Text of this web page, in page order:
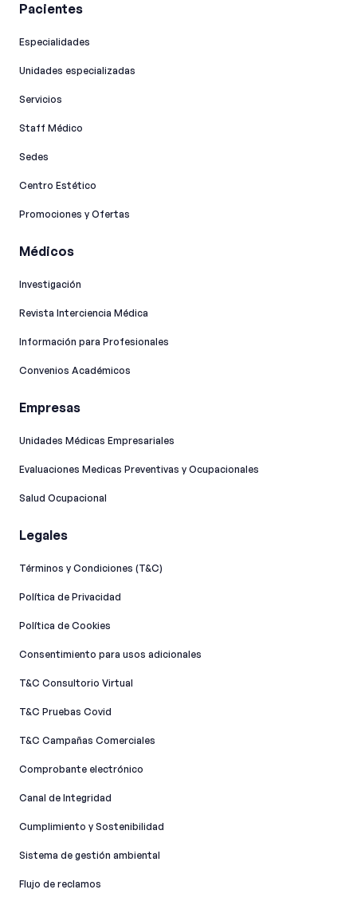
Pacientes
Especialidades
Unidades especializadas
Servicios
Staff Médico
Sedes
Centro Estético
Promociones y Ofertas
Médicos
Investigación
Revista Interciencia Médica
Información para Profesionales
Convenios Académicos
Empresas
Unidades Médicas Empresariales
Evaluaciones Medicas Preventivas y Ocupacionales
Salud Ocupacional
Legales
Términos y Condiciones (T&C)
Política de Privacidad
Política de Cookies
Consentimiento para usos adicionales
T&C Consultorio Virtual
T&C Pruebas Covid
T&C Campañas Comerciales
Comprobante electrónico
Canal de Integridad​
Cumplimiento y Sostenibilidad
Sistema de gestión ambiental
Flujo de reclamos